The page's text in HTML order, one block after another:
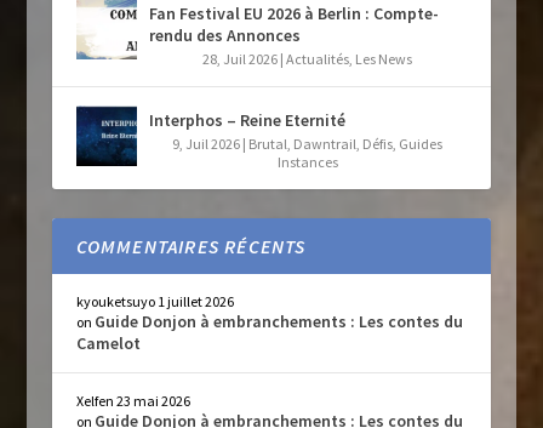
Fan Festival EU 2026 à Berlin : Compte-
rendu des Annonces
28, Juil 2026 |Actualités Les News
Interphos – Reine Eternité
9, Juil 2026 | Brutal Dawntrail Défis Guides
Instances
COMMENTAIRES RÉCENTS
kyouketsuyo 1 juillet 2026
on Guide Donjon à embranchements : Les contes du
Camelot
Xelfen 23 mai 2026
on Guide Donjon à embranchements : Les contes du